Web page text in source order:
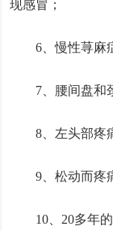
现感冒；
6、慢性荨麻
7、腰间盘和
8、左头部疼
9、松动而疼
10、20多年